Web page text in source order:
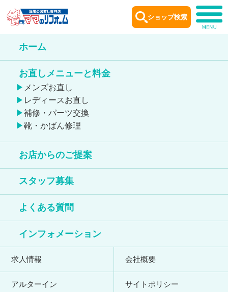
ホーム
お直しメニューと料金
メンズお直し
レディースお直し
補修・パーツ交換
靴・かばん修理
お店からのご提案
スタッフ募集
よくある質問
インフォメーション
求人情報 会社概要
アルターイン サイトポリシー
ショップ検索
ショップ案内
Shop information
久喜店
靴のお直しが出来る店舗
鞄のお直しが出来る店舗